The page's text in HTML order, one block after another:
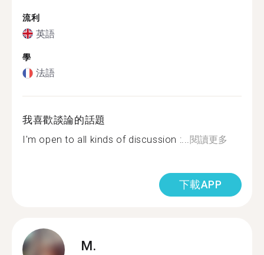
流利
英語
學
法語
我喜歡談論的話題
I'm open to all kinds of discussion :...閱讀更多
下載APP
M.